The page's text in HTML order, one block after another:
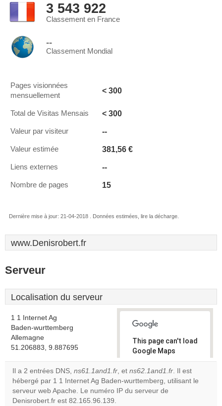
3 543 922
Classement en France
--
Classement Mondial
Pages visionnées
mensuellement
< 300
Total de Visitas Mensais < 300
Valeur par visiteur --
Valeur estimée 381,56 €
Liens externes --
Nombre de pages 15
Dernière mise à jour: 21-04-2018 . Données estimées, lire la décharge.
www.Denisrobert.fr
Serveur
Localisation du serveur
1 1 Internet Ag
Baden-wurttemberg
Allemagne
51.206883, 9.887695
This page can't load
Google Maps
correctly.
Do you
own this
Il a 2 entrées DNS, ns61.1and1.fr, et ns62.1and1.fr. Il est
hébergé par 1 1 Internet Ag Baden-wurttemberg, utilisant le
serveur web Apache. Le numéro IP du serveur de
Denisrobert.fr est 82.165.96.139.